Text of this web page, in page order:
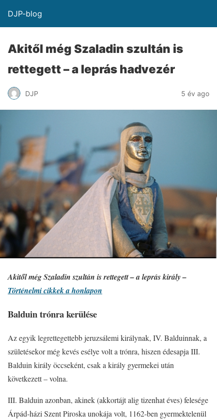
DJP-blog
Akitől még Szaladin szultán is
rettegett – a leprás hadvezér
DJP 5 év ago
Akitől még Szaladin szultán is rettegett – a leprás király –
Történelmi cikkek a honlapon
Balduin trónra kerülése
Az egyik legrettegettebb jeruzsálemi királynak, IV. Balduinnak, a
születésekor még kevés esélye volt a trónra, hiszen édesapja III.
Balduin király öccseként, csak a király gyermekei után
következett – volna.
III. Balduin azonban, akinek (akkortájt alig tizenhat éves) felesége
Árpád-házi Szent Piroska unokája volt, 1162-ben gyermektelenül